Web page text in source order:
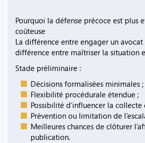
Pourquoi la défense précoce est plus
coûteuse
La différence entre engager un
différence entre maîtriser la situation
Stade préliminaire :
Décisions formalisées minimales ;
Flexibilité procédurale étendue ;
Possibilité d’influencer la collecte
Prévention ou limitation de
Meilleures chances de clôturer
publication.